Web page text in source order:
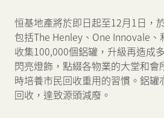
聯絡我們 網頁連結
恒基地產將於即日起至12月1日，
包括The Henley、One Innovale
收集100,000個鋁罐，升級再造成
閃亮燈飾，點綴各物業的大堂和會
時培養市民回收重用的習慣。鋁罐
回收，達致源頭減廢。